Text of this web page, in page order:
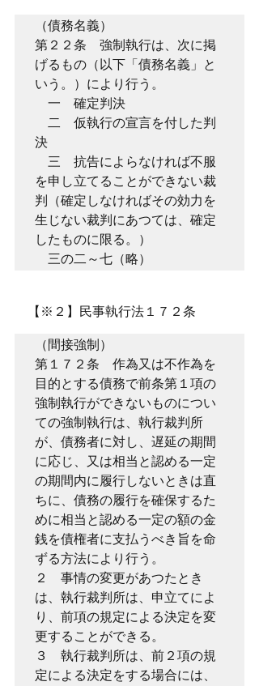
（債務名義）
第２２条　強制執行は、次に掲
げるもの（以下「債務名義」と
いう。）により行う。
一　確定判決
二　仮執行の宣言を付した判
決
三　抗告によらなければ不服
を申し立てることができない裁
判（確定しなければその効力を
生じない裁判にあつては、確定
したものに限る。）
三の二～七（略）
【※２】民事執行法１７２条
（間接強制）
第１７２条　作為又は不作為を
目的とする債務で前条第１項の
強制執行ができないものについ
ての強制執行は、執行裁判所
が、債務者に対し、遅延の期間
に応じ、又は相当と認める一定
の期間内に履行しないときは直
ちに、債務の履行を確保するた
めに相当と認める一定の額の金
銭を債権者に支払うべき旨を命
ずる方法により行う。
２　事情の変更があつたとき
は、執行裁判所は、申立てによ
り、前項の規定による決定を変
更することができる。
３　執行裁判所は、前２項の規
定による決定をする場合には、